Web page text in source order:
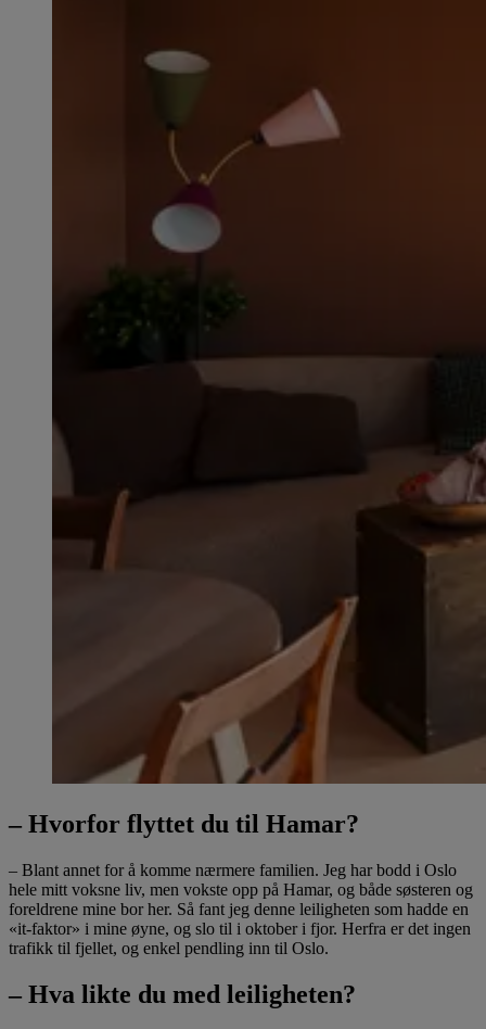
– Hvorfor flyttet du til Hamar?
– Blant annet for å komme nærmere familien. Jeg har bodd i Oslo
hele mitt voksne liv, men vokste opp på Hamar, og både søsteren og
foreldrene mine bor her. Så fant jeg denne leiligheten som hadde en
«it-faktor» i mine øyne, og slo til i oktober i fjor. Herfra er det ingen
trafikk til fjellet, og enkel pendling inn til Oslo.
– Hva likte du med leiligheten?